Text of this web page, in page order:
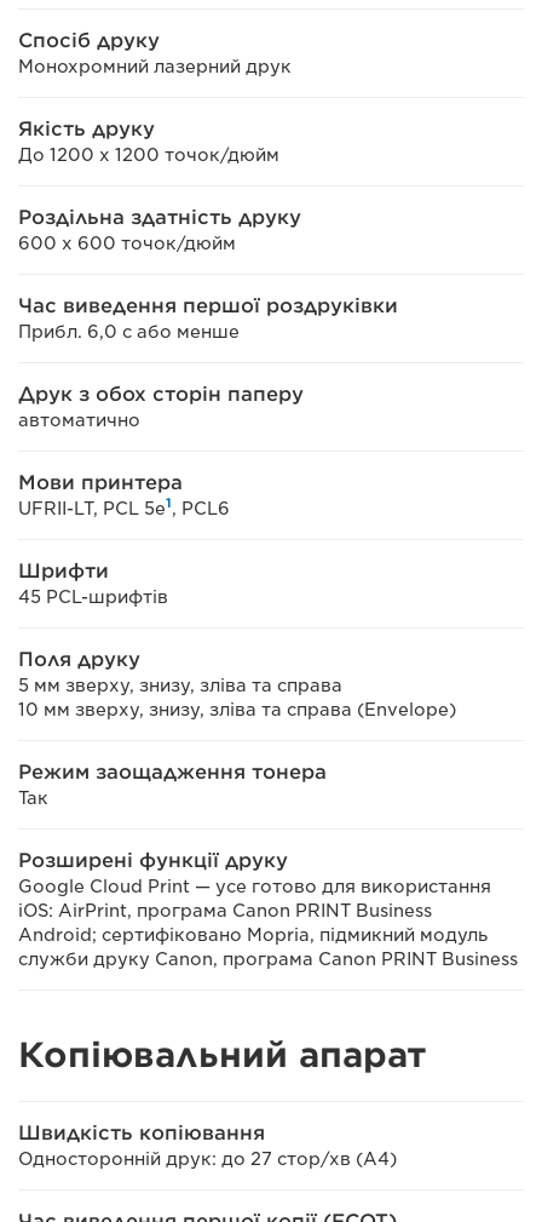
Спосіб друку
Монохромний лазерний друк
Якість друку
До 1200 x 1200 точок/дюйм
Роздільна здатність друку
600 x 600 точок/дюйм
Час виведення першої роздруківки
Прибл. 6,0 с або менше
Друк з обох сторін паперу
автоматично
Мови принтера
UFRII-LT, PCL 5e1, PCL6
Шрифти
45 PCL-шрифтів
Поля друку
5 мм зверху, знизу, зліва та справа
10 мм зверху, знизу, зліва та справа (Envelope)
Режим заощадження тонера
Так
Розширені функції друку
Google Cloud Print — усе готово для використання
iOS: AirPrint, програма Canon PRINT Business
Android; сертифіковано Mopria, підмикний модуль
служби друку Canon, програма Canon PRINT Business
Копіювальний апарат
Швидкість копіювання
Односторонній друк: до 27 стор/хв (A4)